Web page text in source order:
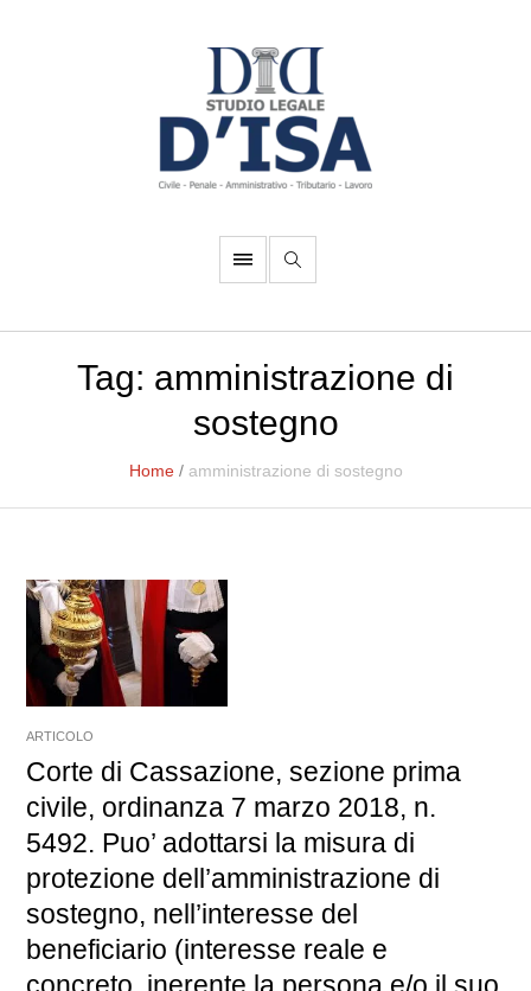
Tag: amministrazione di
sostegno
Home / amministrazione di sostegno
ARTICOLO
Corte di Cassazione, sezione prima
civile, ordinanza 7 marzo 2018, n.
5492. Puo’ adottarsi la misura di
protezione dell’amministrazione di
sostegno, nell’interesse del
beneficiario (interesse reale e
concreto, inerente la persona e/o il suo